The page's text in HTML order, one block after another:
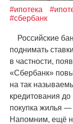
#ипотека
#сбербанк
Российские
поднимать
в частности,
«Сбербанк»
на так
кредитования
покупка жилья —
Напомним, ещё